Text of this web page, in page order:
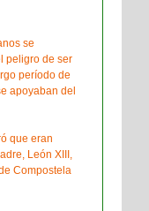
se
peligro de ser
período de
apoyaban del
que eran
León XIII,
Compostela